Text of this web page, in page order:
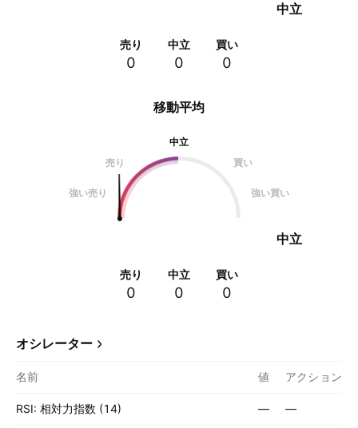
中立
売り
0
中立
0
買い
0
移動平均
中立
売り
買い
強い売り 強い買い
中立
売り
0
中立
0
買い
0
オシレーター
名前 値 アクション
RSI: 相対力指数 (14) — —